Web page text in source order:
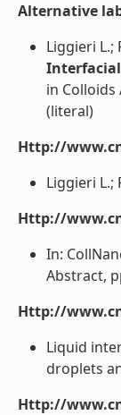
Alternative
Liggieri L.;
in Colloids
(literal)
Http://
Liggieri L.;
Http://
In:
Abstract,
Http://
Liquid
droplets
Http://